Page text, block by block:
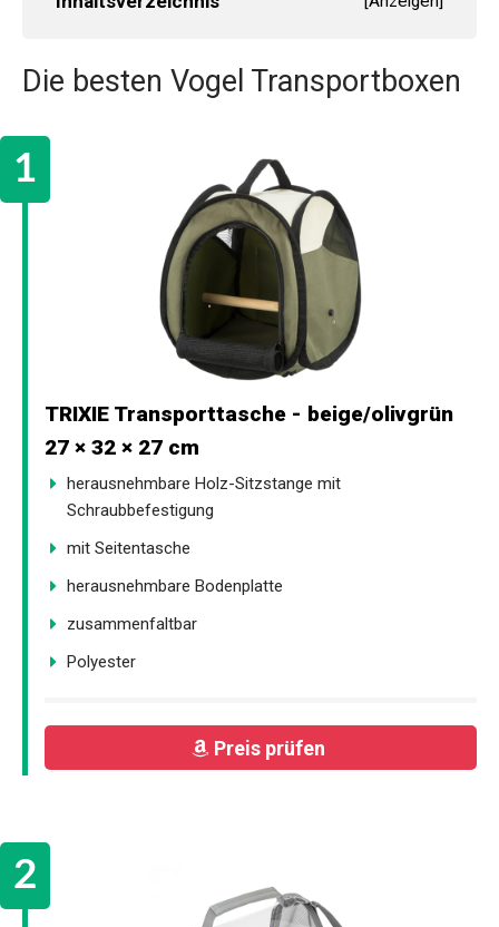
Die besten Vogel Transportboxen
TRIXIE Transporttasche - beige/olivgrün
27 × 32 × 27 cm
herausnehmbare Holz-Sitzstange mit
Schraubbefestigung
mit Seitentasche
herausnehmbare Bodenplatte
zusammenfaltbar
Polyester
Preis prüfen